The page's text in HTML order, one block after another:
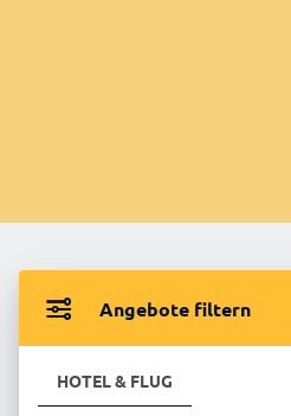
Angebote filtern
HOTEL & FLUG